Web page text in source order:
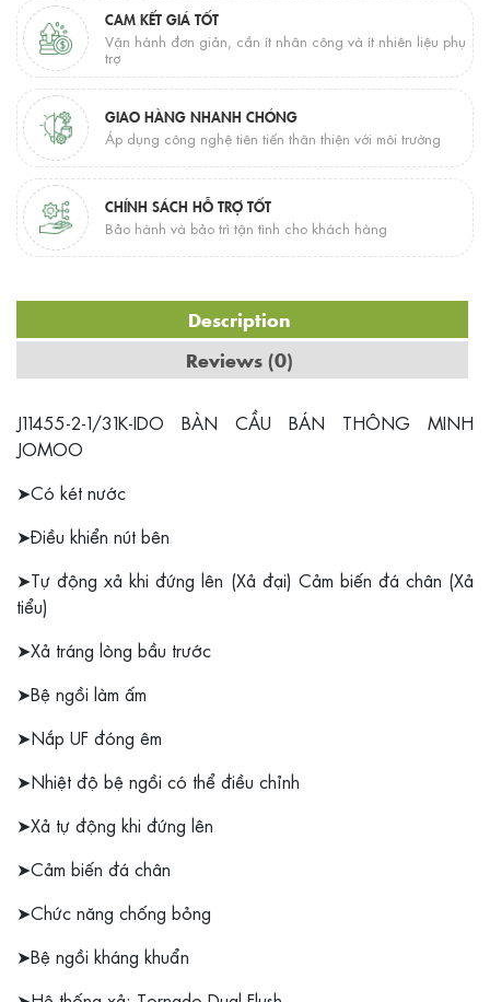
CAM KẾT GIÁ TỐT
Vận hành đơn giản, cần ít nhân công và ít nhiên liệu phụ
trợ
GIAO HÀNG NHANH CHÓNG
Áp dụng công nghệ tiên tiến thân thiện với môi trường
CHÍNH SÁCH HỖ TRỢ TỐT
Bảo hành và bảo trì tận tình cho khách hàng
Description
Reviews (0)
J11455-2-1/31K-IDO BÀN CẦU BÁN THÔNG MINH
JOMOO
➤Có két nước
➤Điều khiển nút bên
➤Tự động xả khi đứng lên (Xả đại) Cảm biến đá chân (Xả
tiểu)
➤Xả tráng lòng bầu trước
➤Bệ ngồi làm ấm
➤Nắp UF đóng êm
➤Nhiệt độ bệ ngồi có thể điều chỉnh
➤Xả tự động khi đứng lên
➤Cảm biến đá chân
➤Chức năng chống bỏng
➤Bệ ngồi kháng khuẩn